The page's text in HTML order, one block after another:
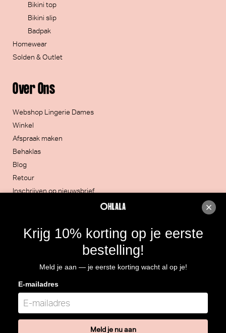
Over Ons
Webshop Lingerie Dames
Winkel
Afspraak maken
Behaklas
Blog
Retour
Inschrijven op nieuwsbrief
Bikini top
Bikini slip
Badpak
Homewear
Solden & Outlet
051/30.32.20
Routebeschrijving
BTW: BE 0466.964.928
Krijg 10% korting op je eerste
bestelling!
Meld je aan — je eerste korting wacht al op je!
E-mailadres
Meld je nu aan